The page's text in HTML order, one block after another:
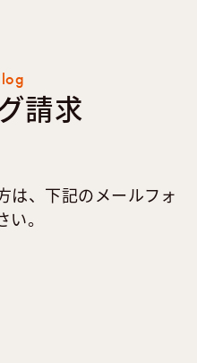
請求
は、下記のメールフォ
。